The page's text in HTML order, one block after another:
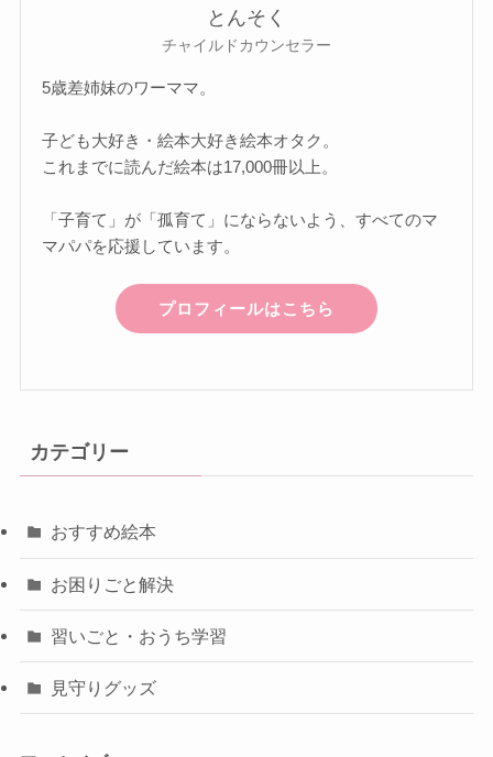
とんそく
チャイルドカウンセラー
5歳差姉妹のワーママ。
子ども大好き・絵本大好き絵本オタク。
これまでに読んだ絵本は17,000冊以上。
「子育て」が「孤育て」にならないよう、すべてのマ
マパパを応援しています。
プロフィールはこちら
カテゴリー
おすすめ絵本
お困りごと解決
習いごと・おうち学習
見守りグッズ